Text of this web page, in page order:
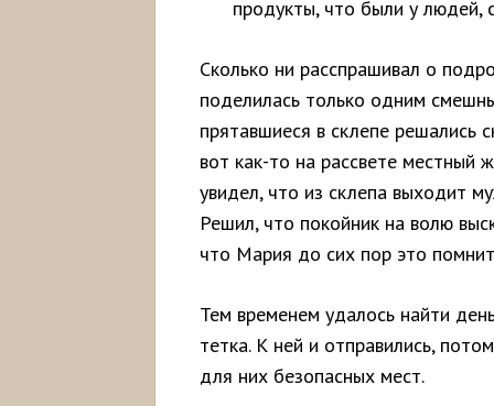
продукты, что были у людей,
Сколько ни расспрашивал о
поделилась только одним
прятавшиеся в склепе решались
вот как-то на рассвете
увидел, что из склепа выходит
Решил, что покойник на волю
что Мария до сих пор это
Тем временем удалось найти
тетка. К ней и отправились,
для них безопасных мест.